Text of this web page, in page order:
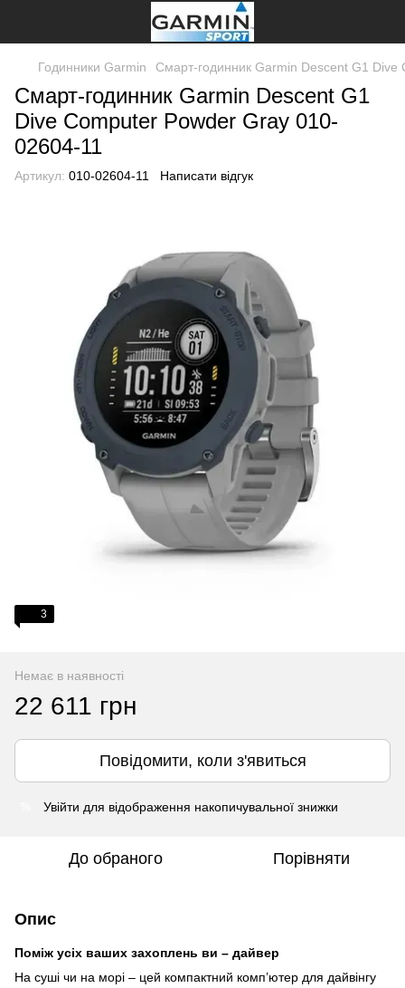
Годинники Garmin Смарт-годинник Garmin Descent G1
Смарт-годинник Garmin Descent G1
Dive Computer Powder Gray 010-
02604-11
Артикул: 010-02604-11 Написати відгук
3
Немає в наявності
22 611 грн
Повідомити, коли з'явиться
Увійти для відображення накопичувальної знижки
До обраного Порівняти
Опис
Поміж усіх ваших захоплень ви – дайвер
На суші чи на морі – цей компактний комп’ютер для дайвінгу